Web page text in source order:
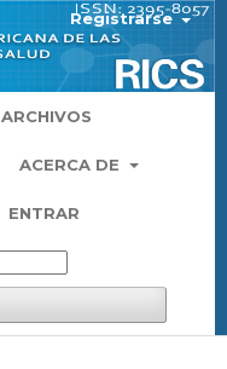
ARCHIVOS
ACERCA DE
ENTRAR
Registrarse